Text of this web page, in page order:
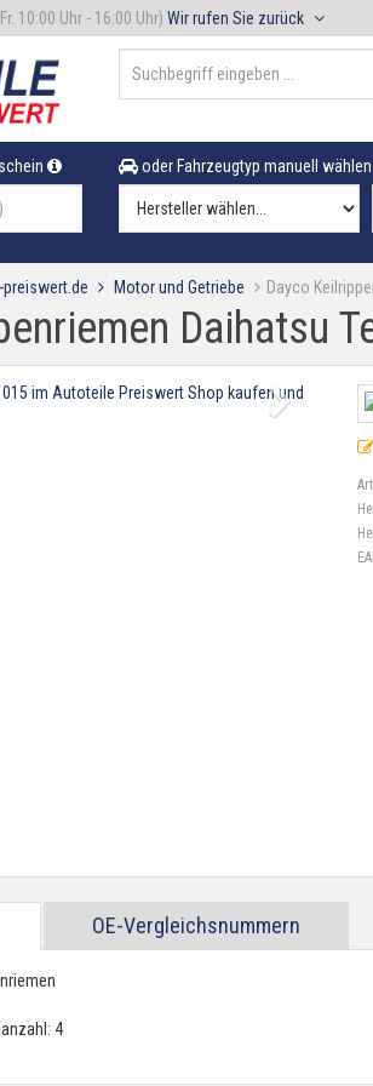
10:00 Uhr - 16:00 Uhr) Wir rufen Sie zurück
oder Fahrzeugtyp manuell wählen
Motor und Getriebe Dayco
Daihatsu
OE-Vergleichsnummern
4